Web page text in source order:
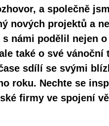
a společně
nových projektů a
námi podělil nejen
také o své
sdílí se svými
roku. Nechte se
firmy ve spojení